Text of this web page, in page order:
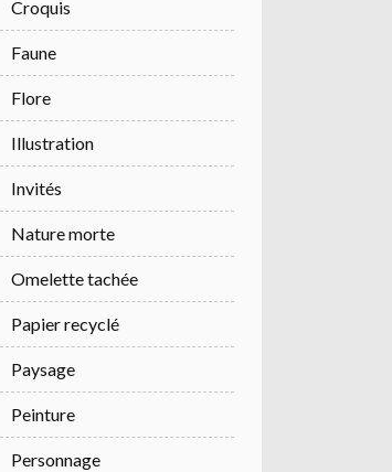
Croquis
Faune
Flore
Illustration
Invités
Nature morte
Omelette tachée
Papier recyclé
Paysage
Peinture
Personnage